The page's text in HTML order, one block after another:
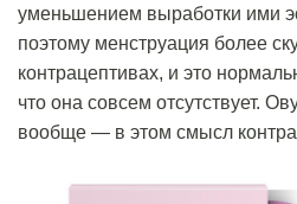
уменьшением выработки ими
поэтому менструация более
контрацептивах, и это
что она совсем отсутствует.
вообще — в этом смысл